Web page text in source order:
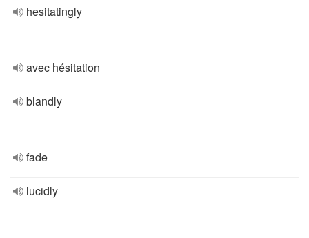
hesitatingly
avec hésitation
blandly
fade
lucidly